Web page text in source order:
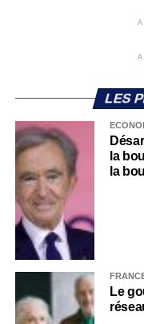
LES
la
la
Le